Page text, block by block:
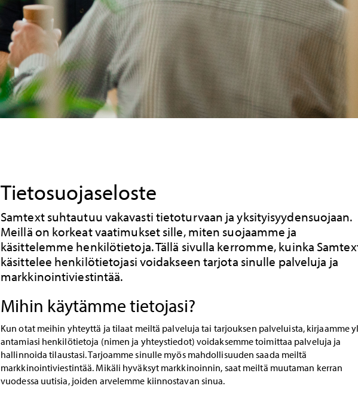
Tietosuojaseloste
Samtext suhtautuu vakavasti tietoturvaan ja yksityisyydensuojaan.
Meillä on korkeat vaatimukset sille, miten suojaamme ja
käsittelemme henkilötietoja. Tällä sivulla kerromme, kuinka
käsittelee henkilötietojasi voidakseen tarjota sinulle palveluja ja
markkinointiviestintää.
Mihin käytämme tietojasi?
Kun otat meihin yhteyttä ja tilaat meiltä palveluja tai tarjouksen palveluista, kirjaamme
antamiasi henkilötietoja (nimen ja yhteystiedot) voidaksemme toimittaa palveluja ja
hallinnoida tilaustasi. Tarjoamme sinulle myös mahdollisuuden saada meiltä
markkinointiviestintää. Mikäli hyväksyt markkinoinnin, saat meiltä muutaman kerran
vuodessa uutisia, joiden arvelemme kiinnostavan sinua.